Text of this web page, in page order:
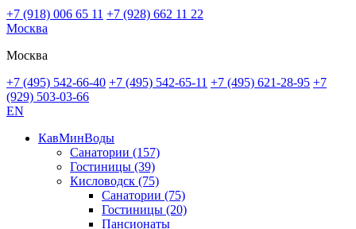
+7 (918) 006 65 11 +7 (928) 662 11 22
Москва
Москва
+7 (495) 542-66-40 +7 (495) 542-65-11 +7 (495) 621-28-95 +7
(929) 503-03-66
EN
КавМинВоды
Санатории (157)
Гостиницы (39)
Кисловодск (75)
Санатории (75)
Гостиницы (20)
Пансионаты